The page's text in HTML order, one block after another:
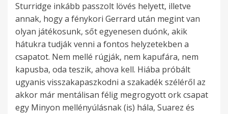
Sturridge inkább passzolt lövés helyett, illetve
annak, hogy a fénykori Gerrard után megint van
olyan játékosunk, sőt egyenesen duónk, akik
hátukra tudják venni a fontos helyzetekben a
csapatot. Nem mellé rúgják, nem kapufára, nem
kapusba, oda teszik, ahova kell. Hiába próbált
ugyanis visszakapaszkodni a szakadék széléről az
akkor már mentálisan félig megrogyott ork csapat
egy Minyon mellényúlásnak (is) hála, Suarez és